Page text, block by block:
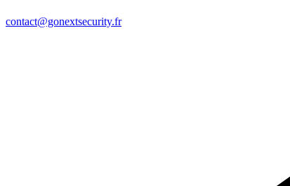
contact@gonextsecurity.fr